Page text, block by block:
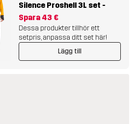
Silence Proshell 3L set -
Spara 43 €
Dessa produkter tillhör ett
setpris, anpassa ditt set här!
Lägg till